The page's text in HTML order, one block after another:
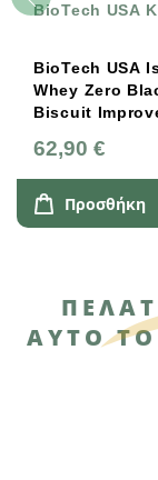
BioTech USA
BioTech USA
Whey Zero
Biscuit
62,90 €
Προσθήκη
ΑΥΤΌ